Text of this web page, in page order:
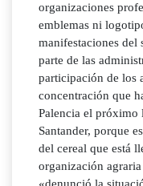
organizaciones
emblemas ni
manifestaciones del
parte de las
participación de los
concentración que
Palencia el próximo
Santander, porque
del cereal que está
organización